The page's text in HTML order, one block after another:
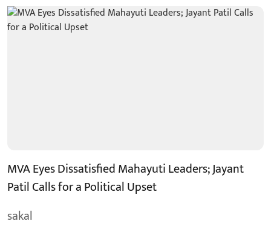
MVA Eyes Dissatisfied Mahayuti Leaders; Jayant
Patil Calls for a Political Upset
sakal